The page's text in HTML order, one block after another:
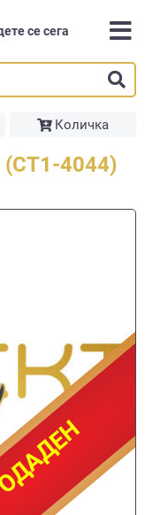
се сега
Количка
(СТ1-4044)